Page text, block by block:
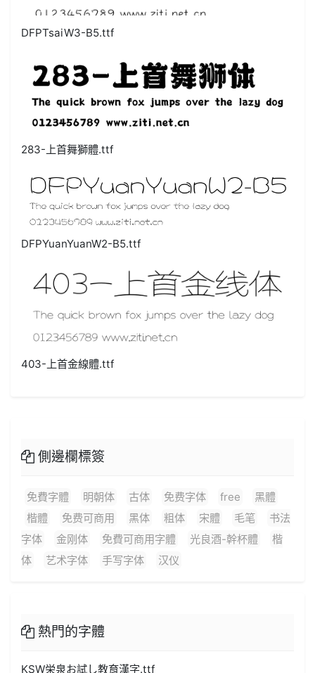
DFPTsaiW3-B5.ttf
283-上首舞獅體.ttf
DFPYuanYuanW2-B5.ttf
403-上首金線體.ttf
側邊欄標簽
免費字體 明朝体 古体 免费字体 free
黑體
楷體
免费可商用 黑体 粗体 宋體 毛笔
书法
字体
金刚体 免費可商用字體 光良酒-幹杯體
楷
体
艺术字体 手写字体 汉仪
熱門的字體
KSW栄泉お試し教育漢字.ttf